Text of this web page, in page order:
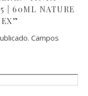
| 60ML NATURE
Campos